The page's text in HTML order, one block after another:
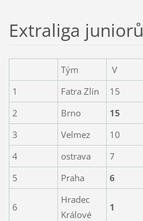
Extraliga juniorů
Tým V
1
Fatra Zlín 15
2
Brno 15
3
Velmez 10
4
ostrava 7
5
Praha 6
6
Hradec
Králové
1